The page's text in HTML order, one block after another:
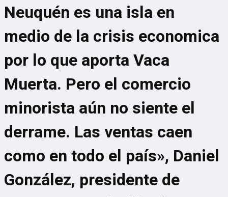
Neuquén es una isla en
medio de la crisis economica
por lo que aporta Vaca
Muerta. Pero el comercio
minorista aún no siente el
derrame. Las ventas caen
como en todo el país», Daniel
González, presidente de